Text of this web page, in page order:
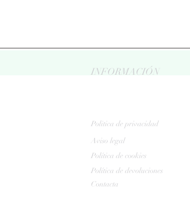
INFORMACIÓN
Politica de privacidad
Aviso legal
Política de cookies
Política de devoluciones
Contacta